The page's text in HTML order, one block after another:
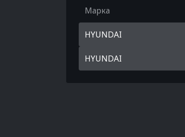
Марка
HYUNDAI
HYUNDAI